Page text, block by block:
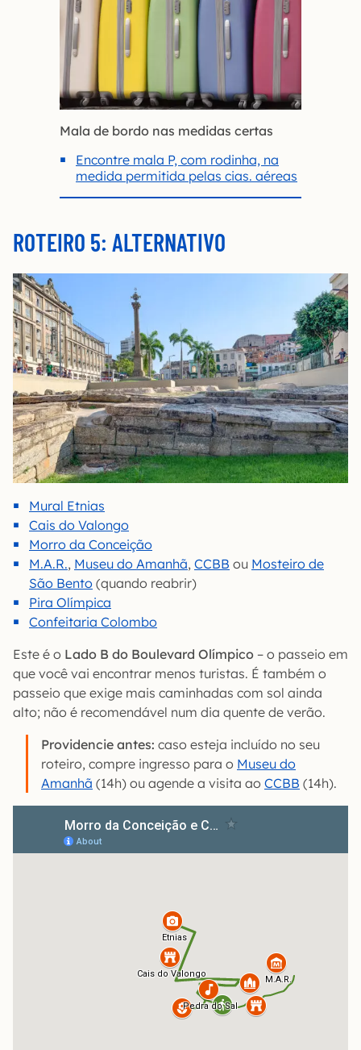
Mala de bordo nas medidas certas
Encontre mala P, com rodinha, na
medida permitida pelas cias. aéreas
ROTEIRO 5: ALTERNATIVO
Mural Etnias
Cais do Valongo
Morro da Conceição
M.A.R., Museu do Amanhã, CCBB ou Mosteiro de
São Bento (quando reabrir)
Pira Olímpica
Confeitaria Colombo
Este é o Lado B do Boulevard Olímpico – o passeio em
que você vai encontrar menos turistas. É também o
passeio que exige mais caminhadas com sol ainda
alto; não é recomendável num dia quente de verão.
Providencie antes: caso esteja incluído no seu
roteiro, compre ingresso para o Museu do
Amanhã (14h) ou agende a visita ao CCBB (14h).